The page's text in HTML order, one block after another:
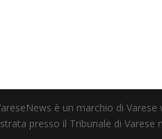
è un marchio di Varese
presso il Tribunale di